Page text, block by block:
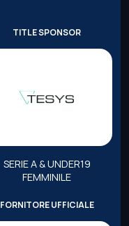
TITLE SPONSOR
SERIE A & UNDER19
FEMMINILE
FORNITORE UFFICIALE